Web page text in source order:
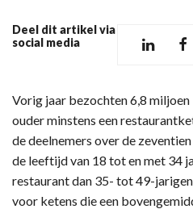
Deel dit artikel via
social media
Vorig jaar bezochten 6,8
ouder minstens een
de deelnemers over de
de leeftijd van 18 tot en met 34
restaurant dan 35- tot 49-
voor ketens die een